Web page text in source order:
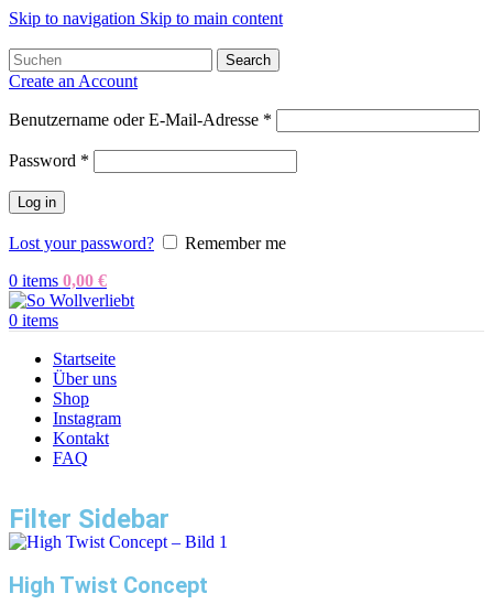
Skip to navigation Skip to main content
Search
Create an Account
Benutzername oder E-Mail-Adresse *
Password *
Log in
Lost your password?
Remember me
0 items 0,00 €
0 items
Startseite
Über uns
Shop
Instagram
Kontakt
FAQ
Filter Sidebar
High Twist Concept